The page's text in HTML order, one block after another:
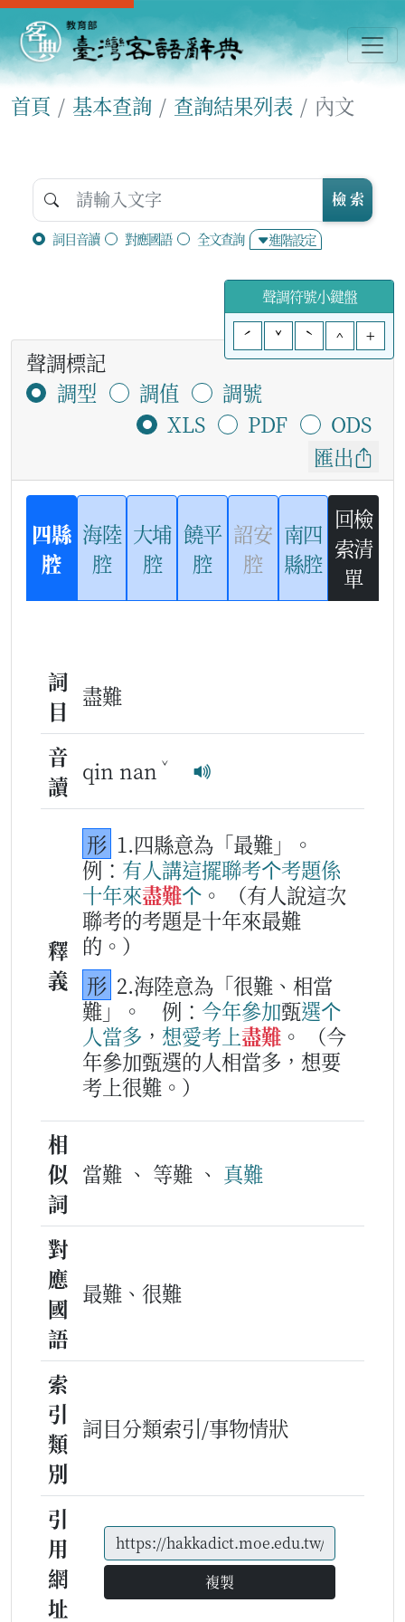
首頁 基本查詢 查詢結果列表 內文
詞目音讀 對應國語 全文查詢 進階設定
檢 索
聲調符號小鍵盤
ˊ
ˇ ˋ ^ +
聲調標記
調型
調值
調號
XLS
PDF
ODS
匯出
四縣
腔
海陸
腔
大埔
腔
饒平
腔
詔安
腔
南四
縣腔
回檢
索清
單
詞
目
盡難
音
讀
qin nan ˇ
釋
義
形 1.四縣意為「最難」。
例： 有人講這擺聯考个考題係
十年來盡難个 。
（有人說這次
聯考的考題是十年來最難
的。）
形 2.海陸意為「很難、相當
難」。
例： 今年參加甄選个
人當多 ， 想愛考 上盡難 。
（今
年參加甄選的人相當多，想要
考上很難。）
相
似
詞
當難 、 等難 、 真難
對
應
國
語
最難、很難
索
引
類
別
詞目分類索引/事物情狀
引
用
網
址
複製